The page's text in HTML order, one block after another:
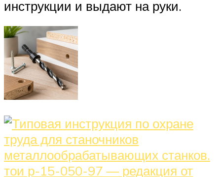
инструкции и выдают на руки.